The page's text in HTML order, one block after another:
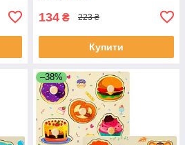
134 ₴ 223 ₴
Купити
–38%